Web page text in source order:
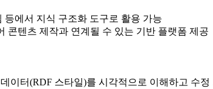
에서 지식 구조화 도구로 활용 가능
콘텐츠 제작과 연계될 수 있는 기반 플랫폼 제공
이터(RDF 스타일)를 시각적으로 이해하고 수정